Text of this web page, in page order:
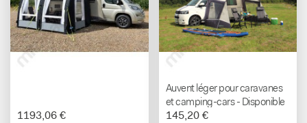
1193,06 €
Auvent léger pour caravanes
et camping-cars - Disponible
en 2 hauteurs de montage
145,20 €